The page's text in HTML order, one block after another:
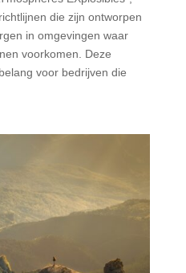
die zijn ontworpen
in omgevingen waar
voorkomen. Deze
voor bedrijven die